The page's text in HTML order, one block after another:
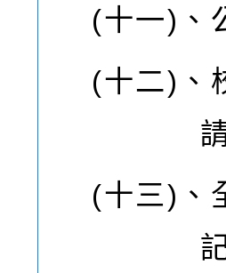
(十一)、
(十二)、
(十三)、